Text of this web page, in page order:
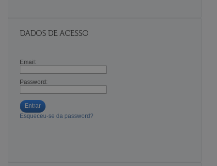
DADOS DE ACESSO
Email:
Password:
Entrar
Esqueceu-se da password?